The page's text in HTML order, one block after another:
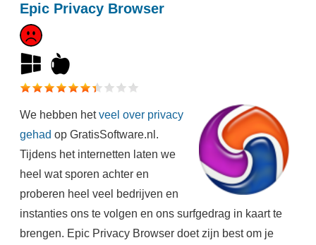
Epic Privacy Browser
We hebben hetveel over privacy
gehad op GratisSoftware.nl.
Tijdens het internetten laten we
heel wat sporen achter en
proberen heel veel bedrijven en
instanties ons te volgen en ons surfgedrag in kaart te
brengen. Epic Privacy Browser doet zijn best om je